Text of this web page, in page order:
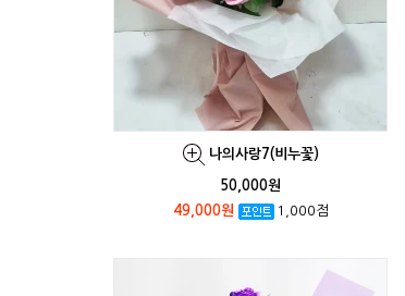
나의사랑7(비누꽃)
50,000원
49,000원
1,000점